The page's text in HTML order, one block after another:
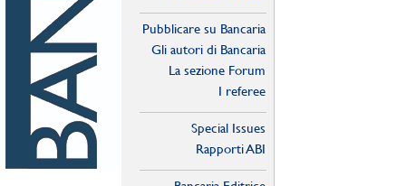
Pubblicare su Bancaria
Gli autori di Bancaria
La sezione Forum
I referee
Special Issues
Rapporti ABI